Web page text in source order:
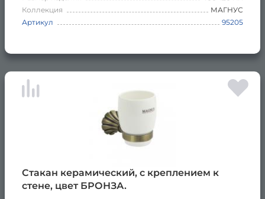
Коллекция
МАГНУС
Артикул
95205
Стакан керамический, с креплением к
стене, цвет БРОНЗА.